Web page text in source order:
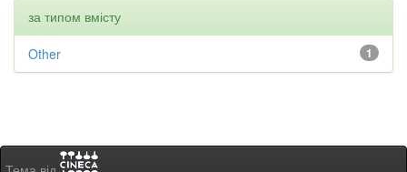
за типом вмісту
1
Other